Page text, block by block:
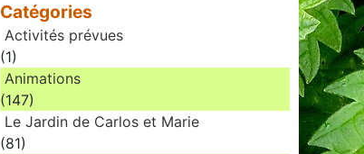
Catégories
Activités prévues
(1)
Animations
(147)
Le Jardin de Carlos et Marie
(81)